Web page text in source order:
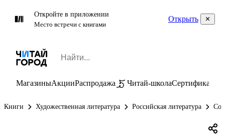
Откройте в приложении
Место встречи с книгами
Открыть
МагазиныАкцииРаспродажа Читай-школаСертификаты
Книги Художественная литература Российская литература